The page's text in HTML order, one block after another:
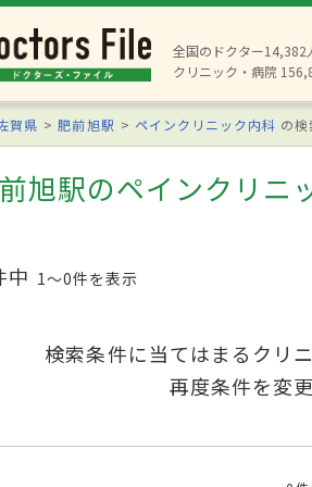
全国のドクター14,382
クリニック・病院
賀県 肥前旭駅 ペインクリニック内科 の
旭駅のペインクリニ
中 1〜0件を表示
検索条件に当てはまるクリ
再度条件を変